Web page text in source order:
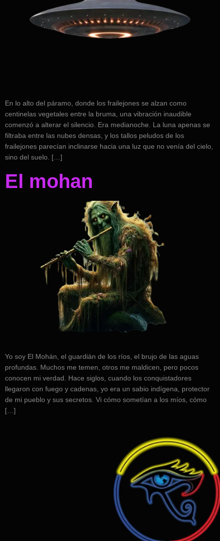
En lo alto del páramo, donde los frailejones se alzan como
centinelas vegetales entre la bruma, una vibración inaudible
comenzó a alterar el silencio. Era medianoche. La luna apenas se
filtraba entre las nubes densas, y los tallos peludos de los
frailejones parecían inclinarse hacia una luz que no venía del cielo,
sino del suelo. […]
El mohan
Yo soy El Mohán, el guardián de los ríos, el brujo de las aguas
profundas. Muchos me temen, otros me maldicen, pero pocos
conocen mi verdad. Hace siglos, cuando los conquistadores
llegaron con fuego y cadenas, yo era un sabio indígena, protector
de mi pueblo y sus secretos. Vi cómo sometían a los míos, cómo
[…]